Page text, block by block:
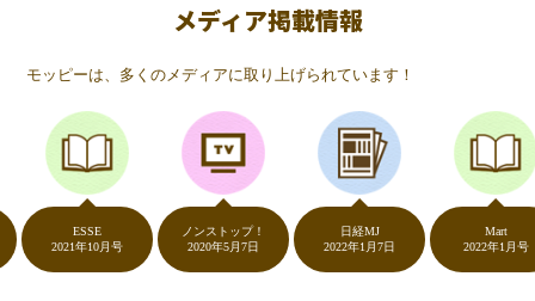
いつものネットショッピングが、モッピーでお得
（20代・女性）
友達に勧められてモッピーをはじめました。空いた時間にスマホで買
い物をすることが多いのですが、モッピーを経由するだけでショップ
のポイントとモッピーのポイントが二重で貯まることを知り、ビック
リ…！いつものネットショッピングをモッピーを経由するだけでポイ
ントが貯まるなんて…もっと早く教えてほしかった～！貯まったポイ
ントはギフト券に交換して、プチ贅沢を楽しんでます♪
メディア掲載情報
モッピーは、多くのメディアに取り上げられています！
2021年10月号
ノンストップ！
2020年5月7日
日経MJ
2022年1月7日
2022年1月号